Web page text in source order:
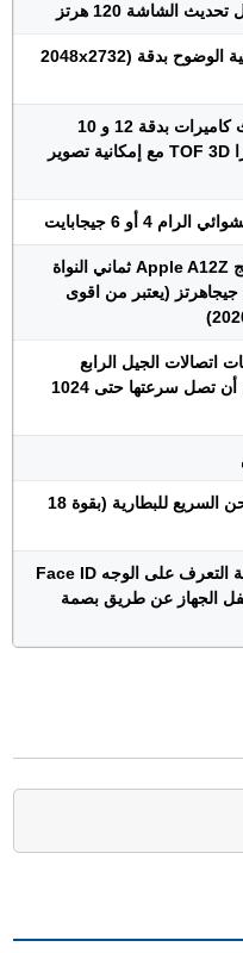
الشاشة 120 هرتز
شاشة التابلت عالية الوضوح بدقة (2048x2732
التابلت مزود بثلاث كاميرات بدقة 12 و 10
ميجابكسل وكاميرا TOF 3D مع إمكانية تصوير
4 أو 6 جيجابايت
التابلت يأتي بمعالج Apple A12Z ثماني النواة
بسرعة 2.5 و 1.6 جيجاهرتز (يعتبر من اقوى
اتصالات الجيل الرابع
فورجي 4G يمكن أن تصل سرعتها حتى 1024
التابلت يدعم الشحن السريع للبطارية (بقوة 18
التابلت مزود بتقنية التعرف على الوجه Face ID
الجهاز عن طريق بصمة